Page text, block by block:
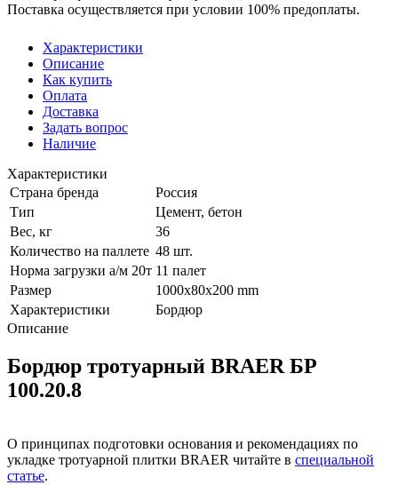
Поставка осуществляется при условии 100% предоплаты.
Характеристики
Описание
Как купить
Оплата
Доставка
Задать вопрос
Наличие
Характеристики
Страна бренда
Россия
Тип
Цемент, бетон
Вес, кг
36
Количество на паллете 48 шт.
Норма загрузки а/м 20т 11 палет
Размер
1000х80х200 mm
Характеристики
Бордюр
Описание
Бордюр тротуарный BRAER БР
100.20.8
О принципах подготовки основания и рекомендациях по
укладке тротуарной плитки BRAER читайте в специальной
статье.